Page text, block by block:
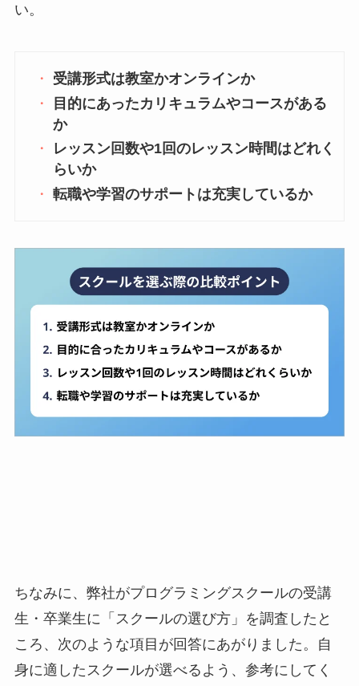
い。
受講形式は教室かオンラインか
目的にあったカリキュラムやコースがある
か
レッスン回数や1回のレッスン時間はどれく
らいか
転職や学習のサポートは充実しているか
ちなみに、弊社がプログラミングスクールの受講
生・卒業生に「スクールの選び方」を調査したと
ころ、次のような項目が回答にあがりました。自
身に適したスクールが選べるよう、参考にしてく